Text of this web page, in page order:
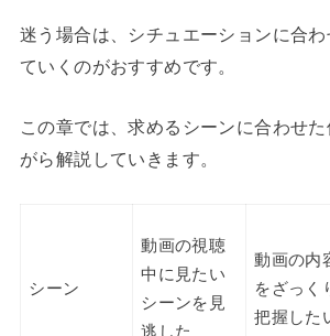
迷う場合は、シチュエーションに合わ
ていくのがおすすめです。
この章では、求めるシーンに合わせ
がら解説していきます。
シーン
動画の視聴
中に見たい
シーンを見
逃した
動画の内
をざっく
把握した